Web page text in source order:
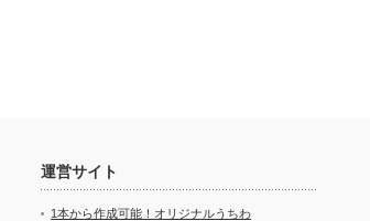
運営サイト
1本から作成可能！オリジナルうちわ